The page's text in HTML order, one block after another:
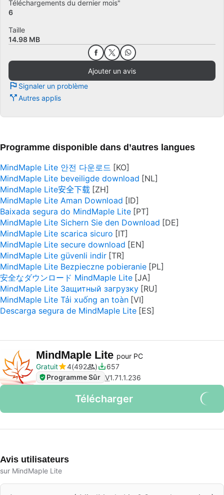
Téléchargements du dernier mois"
6
Taille
14.98 MB
Ajouter un avis
Signaler un problème
Autres applis
Programme disponible dans d’autres langues
MindMaple Lite 안전 다운로드
MindMaple Lite beveiligde download
MindMaple Lite安全下载
MindMaple Lite Aman Download
Baixada segura do MindMaple Lite
MindMaple Lite Sichern Sie den Download
MindMaple Lite scarica sicuro
MindMaple Lite secure download
MindMaple Lite güvenli indir
MindMaple Lite Bezpieczne pobieranie
安全なダウンロード MindMaple Lite
MindMaple Lite Защитный загрузку
MindMaple Lite Tải xuống an toàn
Descarga segura de MindMaple Lite
MindMaple Lite pour PC
Gratuit
4 492
657
Programme Sûr V1.71.1.236
Télécharger
Avis utilisateurs
sur MindMaple Lite